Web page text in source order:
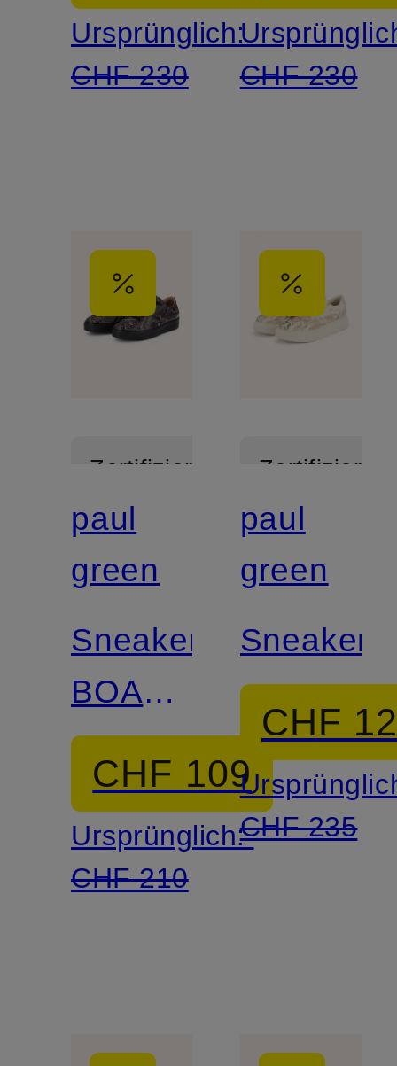
Ursprünglich:
CHF 230
CHF 230
Zertifiziert
paul
green
Sneaker
BOA
SAFARI
CHF 109
Ursprünglich:
CHF 210
Zertifiziert
paul
green
Sneaker
CHF
CHF 235